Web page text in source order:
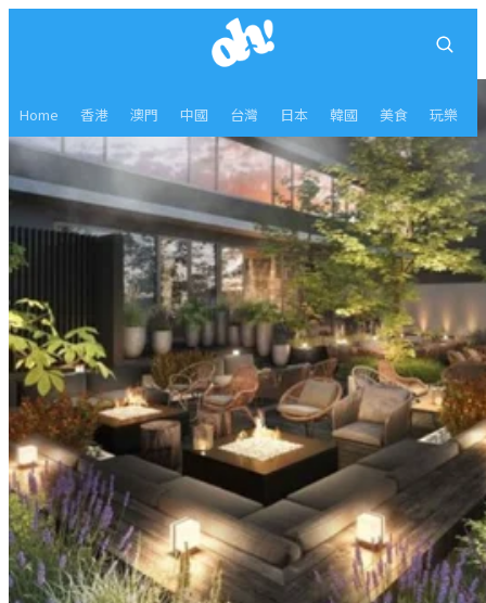
Home 香港 澳門 中國 台灣 日本 韓國 美食 玩樂